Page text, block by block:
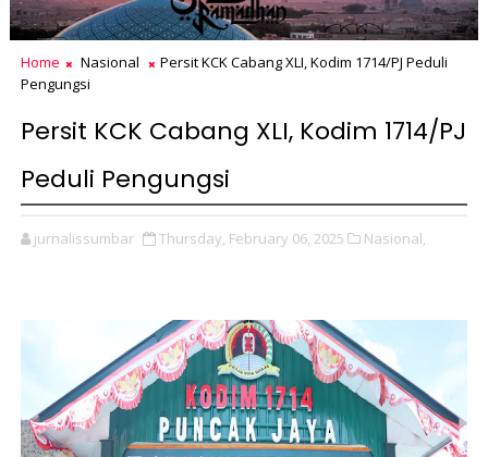
Home Nasional
Persit KCK Cabang XLI, Kodim 1714/PJ Peduli
Pengungsi
Persit KCK Cabang XLI, Kodim 1714/PJ
Peduli Pengungsi
jurnalissumbar Thursday, February 06, 2025 Nasional,